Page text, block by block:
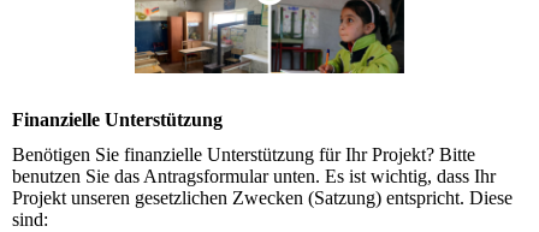
Finanzielle Unterstützung
Benötigen Sie finanzielle Unterstützung für Ihr Projekt? Bitte
benutzen Sie das Antragsformular unten. Es ist wichtig, dass Ihr
Projekt unseren gesetzlichen Zwecken (Satzung) entspricht. Diese
sind: